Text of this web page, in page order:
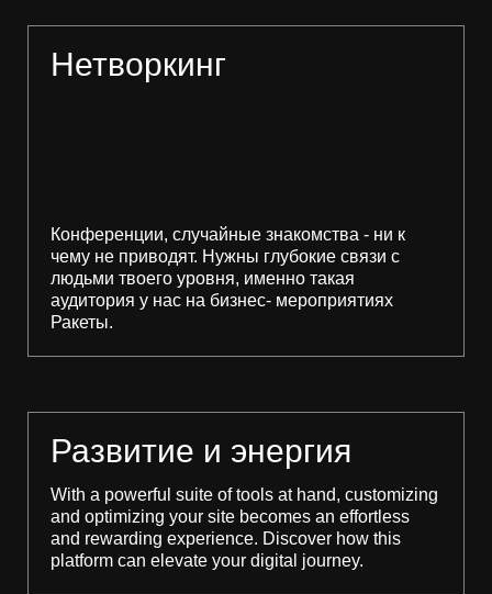
Нетворкинг
Конференции, случайные знакомства - ни к
чему не приводят. Нужны глубокие связи с
людьми твоего уровня, именно такая
аудитория у нас на бизнес- мероприятиях
Ракеты.
Развитие и энергия
With a powerful suite of tools at hand, customizing
and optimizing your site becomes an effortless
and rewarding experience. Discover how this
platform can elevate your digital journey.